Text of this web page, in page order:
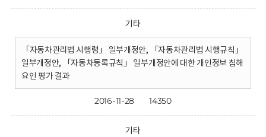
기타
「자동차관리법 시행령」 일부개정안, 「자동차관리법 시행규칙」
일부개정안, 「자동차등록규칙」 일부개정안에 대한 개인정보 침해
요인 평가 결과
2016-11-28 14350
기타